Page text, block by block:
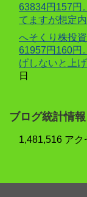
63834円157円
てますが想定
へそくり株投
61957円160円
げしないと上
日
ブログ統計情報
1,481,516 アク